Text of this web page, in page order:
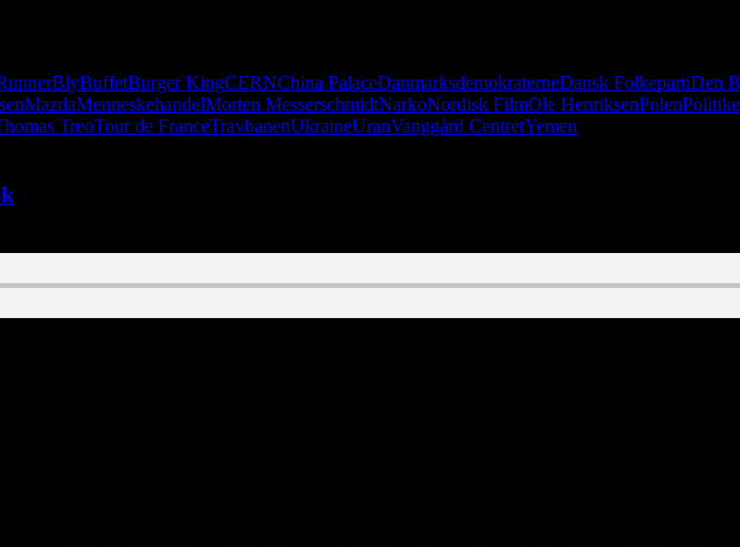
BlyBuffetBurger KingCERNChina PalaceDanmarksdemokraterneDansk FolkepartiDen
MazdaMenneskehandelMorten MesserschmidtNarkoNordisk FilmOle HenriksenPolen
TreoTour de FranceTravbanenUkraineUranVanggård CentretYemen